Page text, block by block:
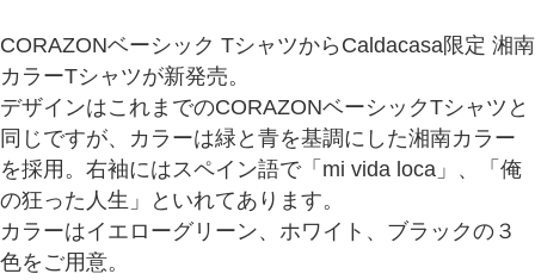
CORAZONベーシック TシャツからCaldacasa限定 湘南
カラーTシャツが新発売。
デザインはこれまでのCORAZONベーシックTシャツと
同じですが、カラーは緑と青を基調にした湘南カラー
を採用。右袖にはスペイン語で「mi vida loca」、「俺
の狂った人生」といれてあります。
カラーはイエローグリーン、ホワイト、ブラックの３
色をご用意。